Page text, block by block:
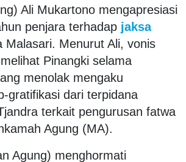
Ali Mukartono mengapresiasi
penjara terhadap jaksa
Malasari. Menurut Ali, vonis
Pinangki selama
menolak mengaku
gratifikasi dari terpidana
terkait pengurusan fatwa
Agung (MA).
Agung) menghormati